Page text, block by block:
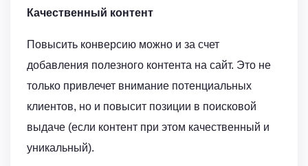
Качественный контент
Повысить конверсию можно и за счет
добавления полезного контента на сайт. Это не
только привлечет внимание потенциальных
клиентов, но и повысит позиции в поисковой
выдаче (если контент при этом качественный и
уникальный).